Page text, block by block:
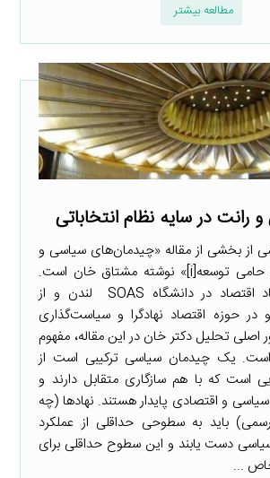
مطالعه بیشتر
رانت در سایه نظام انتخاباتی
از بخشی از مقاله «چیدمان‌های سیاسی و
حاکمیت نهادهای حامی توسعه[i]» نوشته مشتاق خان است.
مشتاق خان استاد اقتصاد در دانشگاه SOAS لندن و از
در حوزه اقتصاد نهادگرا و سیاست‌گذاری
تحلیل دکتر خان در این مقاله، مفهوم
یک چیدمان سیاسی ترکیبی است از
است که با هم سازگاری متقابل دارند و
و اقتصادی پایدار هستند. نهادها (چه
باید به سطوحی حداقلی از عملکرد
دست یابند و این سطوح حداقلی برای
...